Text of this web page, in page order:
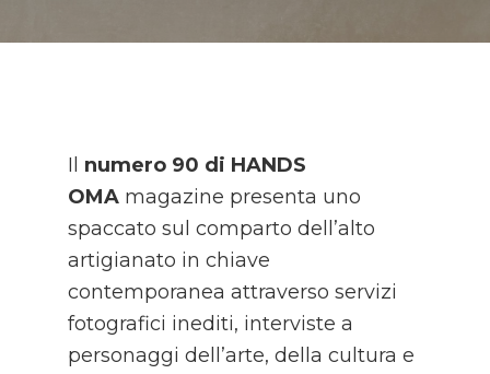
Il numero 90 di HANDS
OMA magazine presenta uno
spaccato sul comparto dell’alto
artigianato in chiave
contemporanea attraverso servizi
fotografici inediti, interviste a
personaggi dell’arte, della cultura e